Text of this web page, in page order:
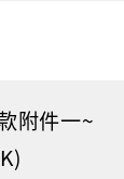
附件一~